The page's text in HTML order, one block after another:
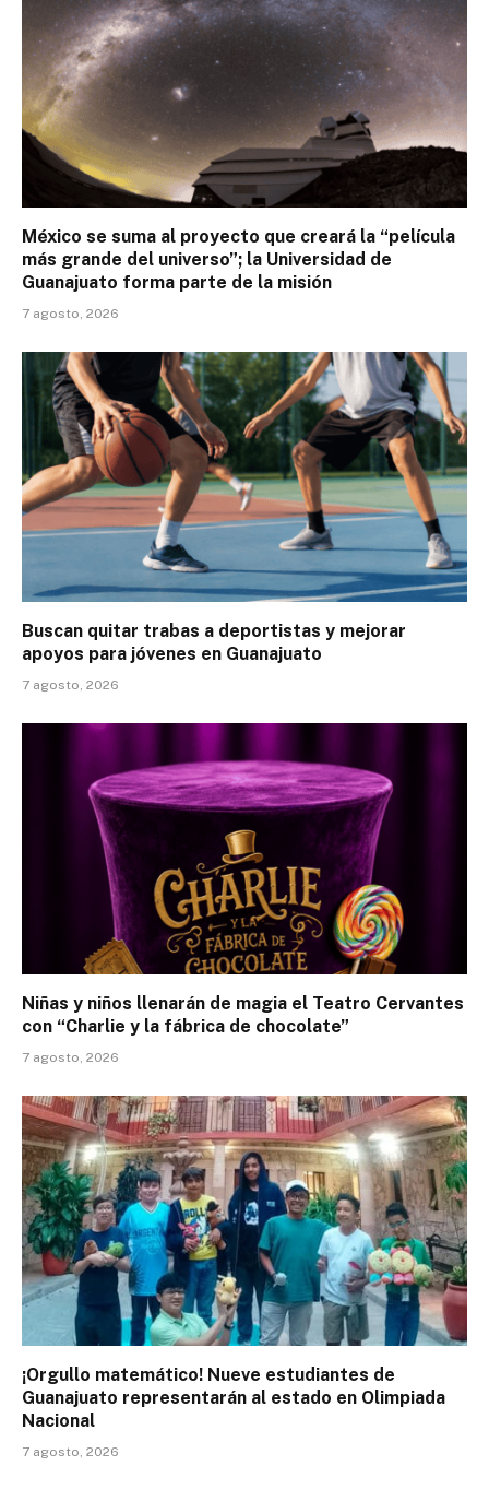
México se suma al proyecto que creará la “película
más grande del universo”; la Universidad de
Guanajuato forma parte de la misión
7 agosto, 2026
Buscan quitar trabas a deportistas y mejorar
apoyos para jóvenes en Guanajuato
7 agosto, 2026
Niñas y niños llenarán de magia el Teatro Cervantes
con “Charlie y la fábrica de chocolate”
7 agosto, 2026
¡Orgullo matemático! Nueve estudiantes de
Guanajuato representarán al estado en Olimpiada
Nacional
7 agosto, 2026